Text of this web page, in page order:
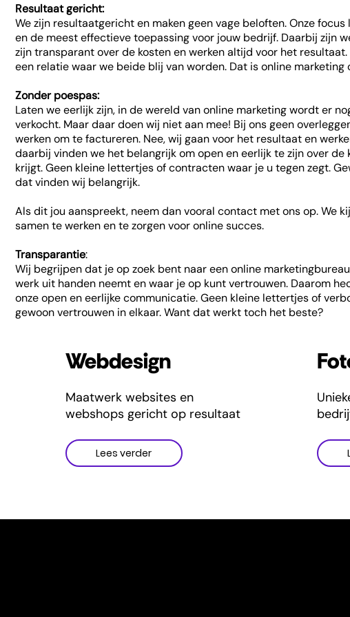
Webdesign
Maatwerk websites en
webshops gericht op resultaat
Lees verder
Resultaat gericht:
We zijn resultaatgericht en maken geen vage beloften. Onze
en de meest effectieve toepassing voor jouw bedrijf. Daarbij zijn
zijn transparant over de kosten en werken altijd voor het resultaat.
een relatie waar we beide blij van worden. Dat is online marketing
Zonder poespas:
Laten we eerlijk zijn, in de wereld van online marketing wordt er
verkocht. Maar daar doen wij niet aan mee! Bij ons geen
werken om te factureren. Nee, wij gaan voor het resultaat en
daarbij vinden we het belangrijk om open en eerlijk te zijn over de
krijgt. Geen kleine lettertjes of contracten waar je u tegen zegt.
dat vinden wij belangrijk.
Als dit jou aanspreekt, neem dan vooral contact met ons op. We
samen te werken en te zorgen voor online succes.
Transparantie:
Wij begrijpen dat je op zoek bent naar een online
werk uit handen neemt en waar je op kunt vertrouwen. Daarom
onze open en eerlijke communicatie. Geen kleine lettertjes of
gewoon vertrouwen in elkaar. Want dat werkt toch het beste?